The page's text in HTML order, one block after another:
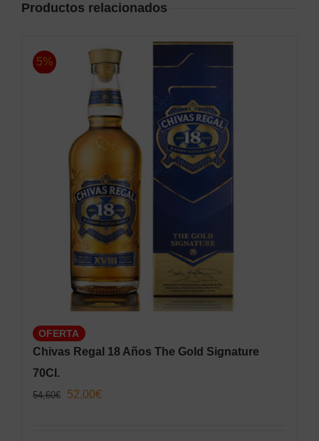
Productos relacionados
5%
OFERTA
Chivas Regal 18 Años The Gold Signature
70Cl.
54,60€
El
52,00€